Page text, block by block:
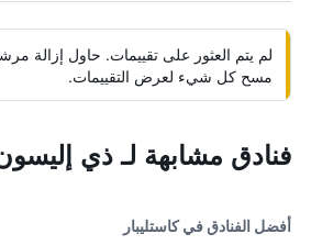
لم يتم العثور على تقييمات. حاول إزالة
مسح كل شيء لعرض التقييمات.
فنادق مشابهة لـ ذي
أفضل الفنادق في كاستليبار